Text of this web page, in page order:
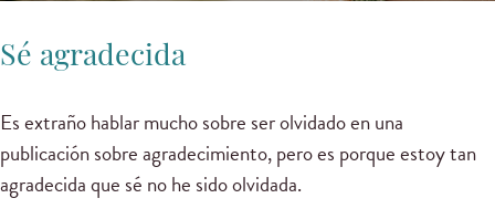
Sé agradecida
Es extraño hablar mucho sobre ser olvidado en una
publicación sobre agradecimiento, pero es porque estoy tan
agradecida que sé no he sido olvidada.